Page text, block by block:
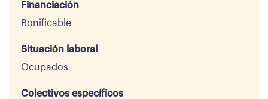
Financiación
Bonificable
Situación laboral
Ocupados
Colectivos específicos